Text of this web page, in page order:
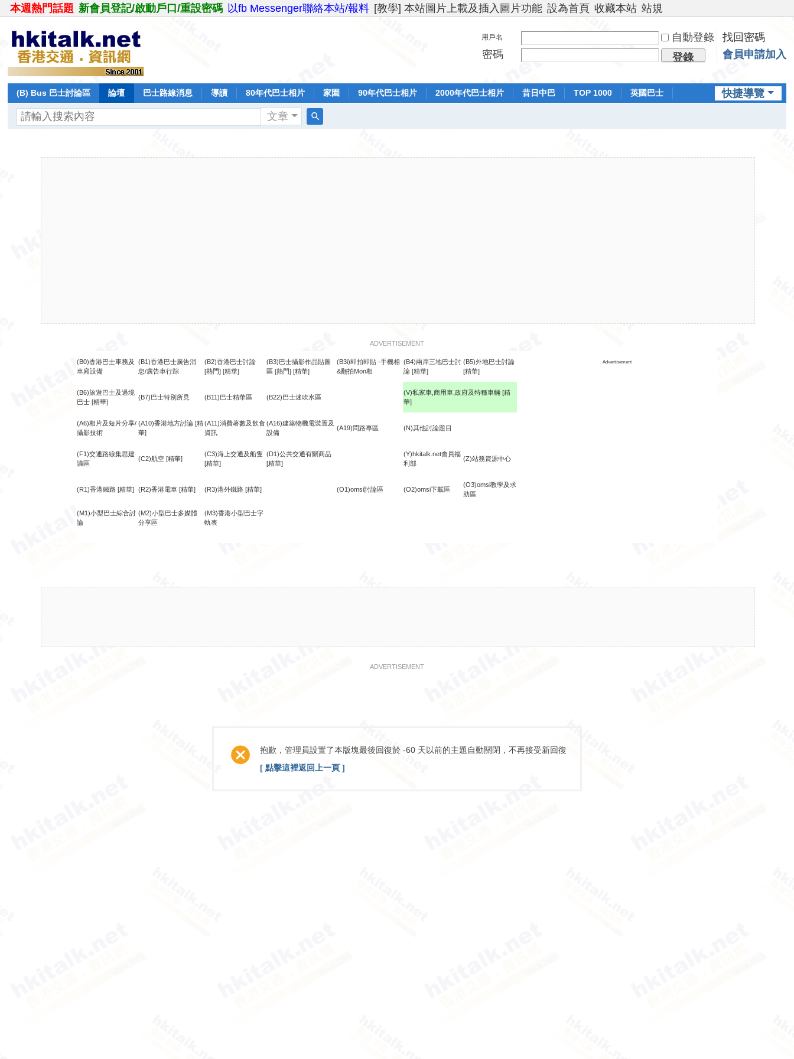
本週熱門話題 新會員登記/啟動戶口/重設密碼 以fb Messenger聯絡本站/報料 [教學] 本站圖片上載及插入圖片功能 設為首頁 收藏本站 站規
用戶名 自動登錄
找回密碼
密碼
登錄 會員申請加入
快捷導覽
(B) Bus 巴士討論區 論壇 巴士路線消息 導讀 80年代巴士相片 家園 90年代巴士相片 2000年代巴士相片 昔日中巴 TOP 1000
英國巴士
文章
ADVERTISEMENT
(B0)香港巴士車務及
車廂設備
(B1)香港巴士廣告消
息/廣告車行踪
(B2)香港巴士討論
[熱門] [精華]
(B3)巴士攝影作品貼圖
區 [熱門] [精華]
(B3i)即拍即貼 -手機相
&翻拍Mon相
(B4)兩岸三地巴士討
論 [精華]
(B5)外地巴士討論
[精華]
Advertisement
(B6)旅遊巴士及過境
巴士 [精華]
(B7)巴士特別所見 (B11)巴士精華區 (B22)巴士迷吹水區
(V)私家車,商用車,政府及特種車輛 [精
華]
(A6)相片及短片分享/
攝影技術
(A10)香港地方討論 [精
華]
(A11)消費著數及飲食
資訊
(A16)建築物機電裝置及
設備
(A19)問路專區 (N)其他討論題目
(F1)交通路線集思建
議區
(C2)航空 [精華]
(C3)海上交通及船隻
[精華]
(D1)公共交通有關商品
[精華]
(Y)hkitalk.net會員福
利部
(Z)站務資源中心
(R1)香港鐵路 [精華] (R2)香港電車 [精華] (R3)港外鐵路 [精華] (O1)omsi討論區 (O2)omsi下載區
(O3)omsi教學及求
助區
(M1)小型巴士綜合討
論
(M2)小型巴士多媒體
分享區
(M3)香港小型巴士字
軌表
ADVERTISEMENT
抱歉，管理員設置了本版塊最後回復於 -60 天以前的主題自動關閉，不再接受新回復
[ 點擊這裡返回上一頁 ]